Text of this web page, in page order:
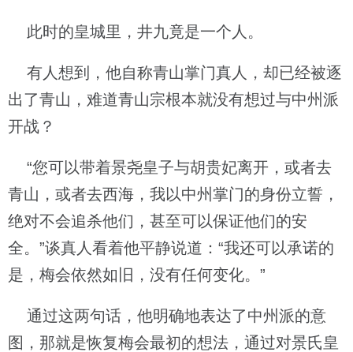
此时的皇城里，井九竟是一个人。
有人想到，他自称青山掌门真人，却已经被逐
出了青山，难道青山宗根本就没有想过与中州派
开战？
“您可以带着景尧皇子与胡贵妃离开，或者去
青山，或者去西海，我以中州掌门的身份立誓，
绝对不会追杀他们，甚至可以保证他们的安
全。”谈真人看着他平静说道：“我还可以承诺的
是，梅会依然如旧，没有任何变化。”
通过这两句话，他明确地表达了中州派的意
图，那就是恢复梅会最初的想法，通过对景氏皇